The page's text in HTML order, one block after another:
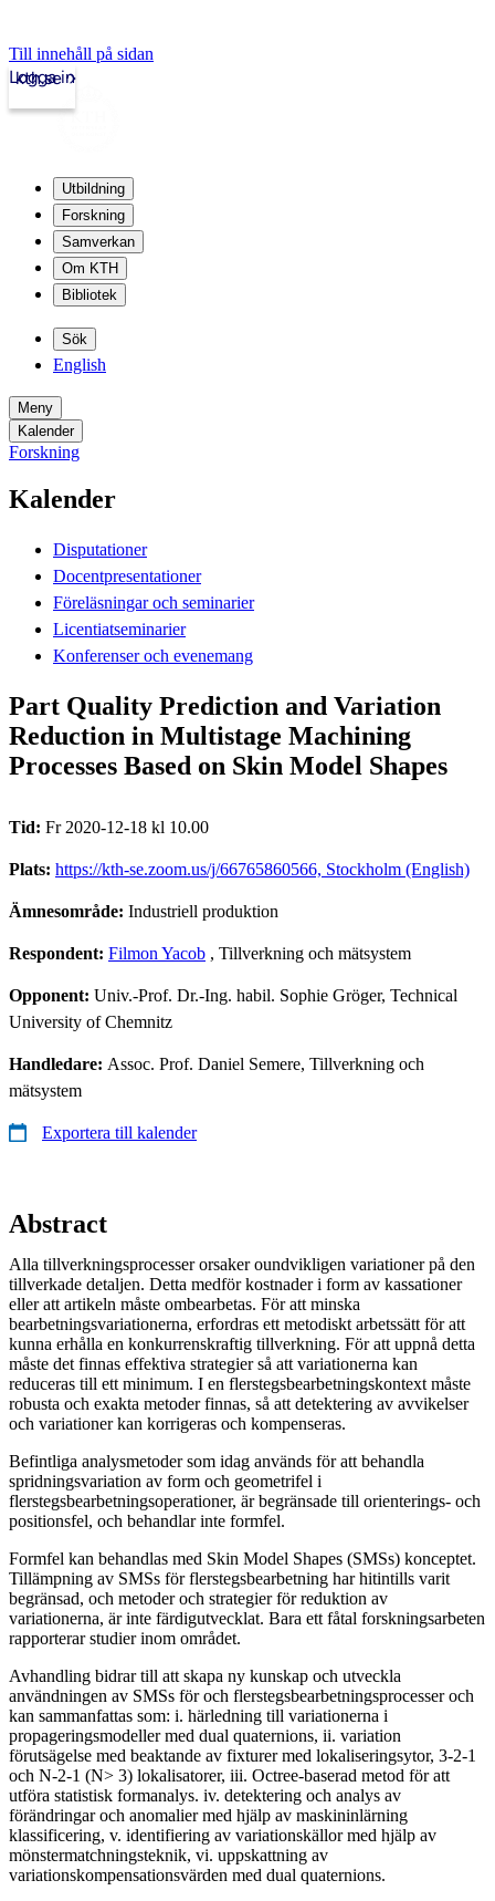
Till innehåll på sidan
kth.se
Logga in
Utbildning
Forskning
Samverkan
Om KTH
Bibliotek
Sök
English
Meny
Kalender
Forskning
Kalender
Disputationer
Docentpresentationer
Föreläsningar och seminarier
Licentiatseminarier
Konferenser och evenemang
Part Quality Prediction and Variation
Reduction in Multistage Machining
Processes Based on Skin Model Shapes
Tid: Fr 2020-12-18 kl 10.00
Plats: https://kth-se.zoom.us/j/66765860566, Stockholm (English)
Ämnesområde: Industriell produktion
Respondent: Filmon Yacob , Tillverkning och mätsystem
Opponent: Univ.-Prof. Dr.-Ing. habil. Sophie Gröger, Technical
University of Chemnitz
Handledare: Assoc. Prof. Daniel Semere, Tillverkning och
mätsystem
Exportera till kalender
Abstract
Alla tillverkningsprocesser orsaker oundvikligen variationer på den
tillverkade detaljen. Detta medför kostnader i form av kassationer
eller att artikeln måste ombearbetas. För att minska
bearbetningsvariationerna, erfordras ett metodiskt arbetssätt för att
kunna erhålla en konkurrenskraftig tillverkning. För att uppnå detta
måste det finnas effektiva strategier så att variationerna kan
reduceras till ett minimum. I en flerstegsbearbetningskontext måste
robusta och exakta metoder finnas, så att detektering av avvikelser
och variationer kan korrigeras och kompenseras.
Befintliga analysmetoder som idag används för att behandla
spridningsvariation av form och geometrifel i
flerstegsbearbetningsoperationer, är begränsade till orienterings- och
positionsfel, och behandlar inte formfel.
Formfel kan behandlas med Skin Model Shapes (SMSs) konceptet.
Tillämpning av SMSs för flerstegsbearbetning har hitintills varit
begränsad, och metoder och strategier för reduktion av
variationerna, är inte färdigutvecklat. Bara ett fåtal forskningsarbeten
rapporterar studier inom området.
Avhandling bidrar till att skapa ny kunskap och utveckla
användningen av SMSs för och flerstegsbearbetningsprocesser och
kan sammanfattas som: i. härledning till variationerna i
propageringsmodeller med dual quaternions, ii. variation
förutsägelse med beaktande av fixturer med lokaliseringsytor, 3-2-1
och N-2-1 (N> 3) lokalisatorer, iii. Octree-baserad metod för att
utföra statistisk formanalys. iv. detektering och analys av
förändringar och anomalier med hjälp av maskininlärning
klassificering, v. identifiering av variationskällor med hjälp av
mönstermatchningsteknik, vi. uppskattning av
variationskompensationsvärden med dual quaternions.